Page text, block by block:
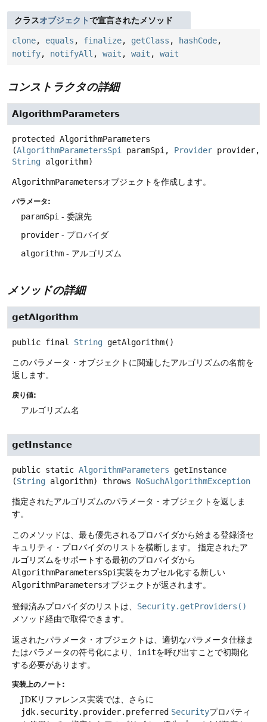
クラスオブジェクトで宣言されたメソッド
clone, equals , finalize, getClass , hashCode,
notify, notifyAll , wait , wait , wait
コンストラクタの詳細
AlgorithmParameters
protected
AlgorithmParameters
(AlgorithmParametersSpi paramSpi, Provider
String algorithm)
AlgorithmParametersオブジェクトを作成します。
パラメータ:
paramSpi - 委譲先
provider - プロバイダ
algorithm - アルゴリズム
メソッドの詳細
getAlgorithm
public final String getAlgorithm()
このパラメータ・オブジェクトに関連したアルゴリズムの名前を
返します。
戻り値:
アルゴリズム名
getInstance
public static AlgorithmParameters
getInstance
(String algorithm) throws NoSuchAlgorithmException
指定されたアルゴリズムのパラメータ・オブジェクトを返しま
す。
このメソッドは、最も優先されるプロバイダから始まる登録済セ
キュリティ・プロバイダのリストを横断します。
指定されたア
ルゴリズムをサポートする最初のプロバイダから
AlgorithmParametersSpi実装をカプセル化する新しい
AlgorithmParametersオブジェクトが返されます。
登録済みプロバイダのリストは、 Security.getProviders()
メソッド経由で取得できます。
返されたパラメータ・オブジェクトは、適切なパラメータ仕様ま
たはパラメータの符号化により、 initを呼び出すことで初期化
する必要があります。
実装上のノート:
JDKリファレンス実装では、さらに
jdk.security.provider.preferred Securityプロパティ